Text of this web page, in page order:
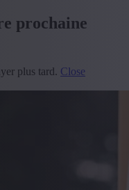
prochaine
plus tard. Close